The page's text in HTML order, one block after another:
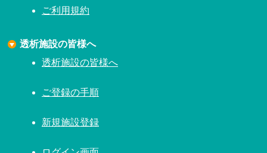
ご利用規約
透析施設の皆様へ
透析施設の皆様へ
ご登録の手順
新規施設登録